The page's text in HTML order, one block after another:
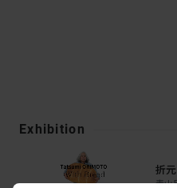
Exhibition
折
青山